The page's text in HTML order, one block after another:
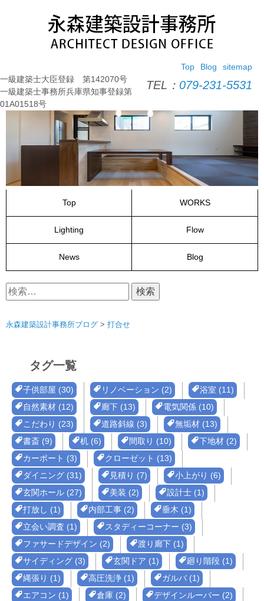
ス
キ
ッ
sitemap
Blog
Top
TEL： 079-231-5531
一級建築士大臣登録 第142070号
一級建築士事務所兵庫県知事登録第
01A01518号
Top WORKS
Lighting Flow
News Blog
検
索:
永森建築設計事務所ブログ > 打合せ
タグ一覧
子供部屋 (30) リノベーション (2)
浴室 (11)
自然素材 (12)
廊下 (13)
電気関係 (10)
こだわり (23)
道路斜線 (3)
無垢材 (13)
書斎 (9)
机 (6) 間取り (10)
下地材 (2)
カーポート (3)
クローゼット (13)
ダイニング (31)
見積り (7)
小上がり (6)
玄関ホール (27)
美装 (2)
設計士 (1)
打放し (1)
内部工事 (2)
垂木 (1)
立会い調査 (1)
スタディーコーナー (3)
ファサードデザイン (2)
渡り廊下 (1)
サイディング (3)
玄関ドア (1)
廻り階段 (1)
縄張り (1)
高圧洗浄 (1)
ガルバ (1)
エアコン (1)
倉庫 (2)
デザインルーバー (2)